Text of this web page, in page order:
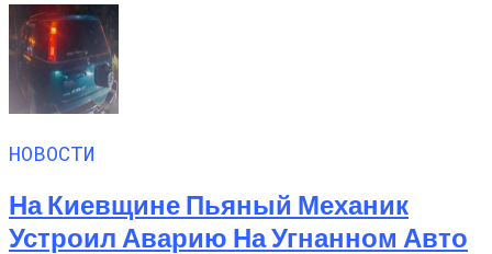
НОВОСТИ
На Киевщине Пьяный Механик
Устроил Аварию На Угнанном Авто